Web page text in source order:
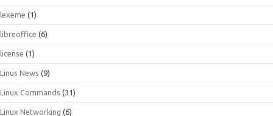
lexeme (1)
libreoffice (6)
license (1)
Linus News (9)
Linux Commands (31)
Linux Networking (6)